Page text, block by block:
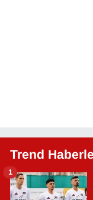
Trend
1